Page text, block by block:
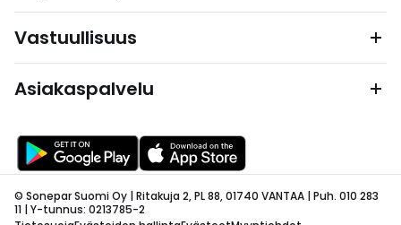
Vastuullisuus
Asiakaspalvelu
© Sonepar Suomi Oy | Ritakuja 2, PL 88, 01740 VANTAA | Puh. 010 283
11 | Y-tunnus: 0213785-2